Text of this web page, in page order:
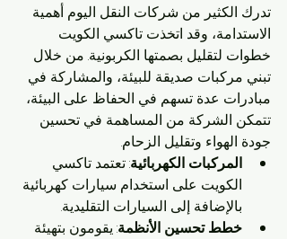
تدرك الكثير من شركات النقل اليوم أهمية
الاستدامة، وقد اتخذت تاكسي الكويت
خطوات لتقليل بصمتها الكربونية. من خلال
تبني مركبات صديقة للبيئة، والمشاركة في
مبادرات عدة تسهم في الحفاظ على البيئة،
تتمكن الشركة من المساهمة في تحسين
جودة الهواء وتقليل الزحام.
المركبات الكهربائية: تعتمد تاكسي
الكويت على استخدام سيارات كهربائية
بالإضافة إلى السيارات التقليدية.
خطط تحسين الأنظمة: يقومون بتهيئة